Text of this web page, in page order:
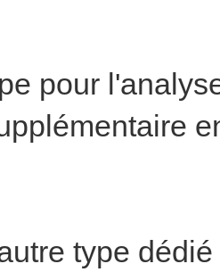
pour
type